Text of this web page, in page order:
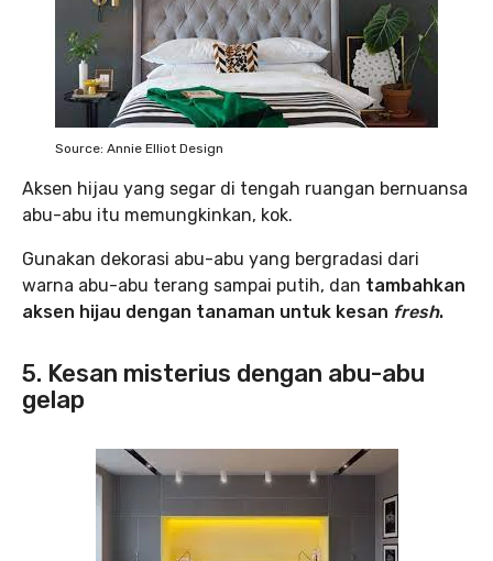
Source: Annie Elliot Design
Aksen hijau yang segar di tengah ruangan bernuansa
abu-abu itu memungkinkan, kok.
Gunakan dekorasi abu-abu yang bergradasi dari
warna abu-abu terang sampai putih, dan tambahkan
aksen hijau dengan tanaman untuk kesan fresh.
5. Kesan misterius dengan abu-abu
gelap